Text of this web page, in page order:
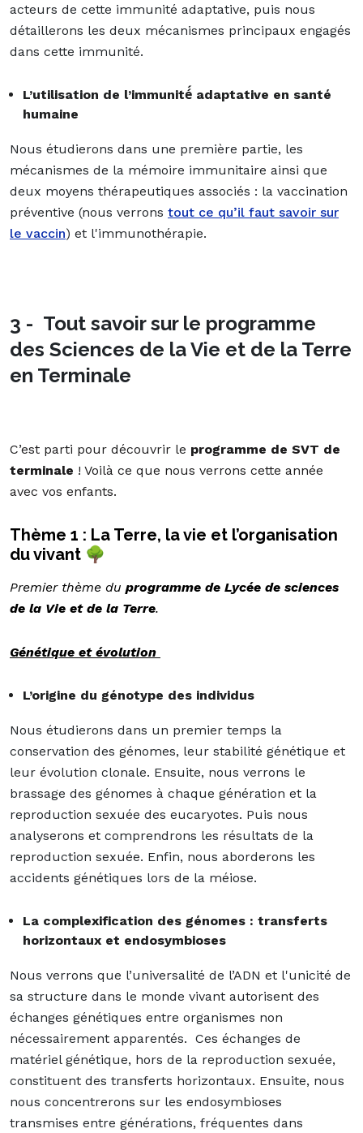
acteurs de cette immunité adaptative, puis nous
détaillerons les deux mécanismes principaux engagés
dans cette immunité.
L’utilisation de l’immunité́ adaptative en santé
humaine
Nous étudierons dans une première partie, les
mécanismes de la mémoire immunitaire ainsi que
deux moyens thérapeutiques associés : la vaccination
préventive (nous verrons tout ce qu’il faut savoir sur
le vaccin) et l'immunothérapie.
3 - Tout savoir sur le programme
des Sciences de la Vie et de la Terre
en Terminale
C’est parti pour découvrir le programme de SVT de
terminale ! Voilà ce que nous verrons cette année
avec vos enfants.
Thème 1 : La Terre, la vie et l’organisation
du vivant 🌳
Premier thème du programme de Lycée de sciences
de la Vie et de la Terre.
Génétique et évolution
L’origine du génotype des individus
Nous étudierons dans un premier temps la
conservation des génomes, leur stabilité génétique et
leur évolution clonale. Ensuite, nous verrons le
brassage des génomes à chaque génération et la
reproduction sexuée des eucaryotes. Puis nous
analyserons et comprendrons les résultats de la
reproduction sexuée. Enfin, nous aborderons les
accidents génétiques lors de la méiose.
La complexification des génomes : transferts
horizontaux et endosymbioses
Nous verrons que l’universalité de l’ADN et l'unicité de
sa structure dans le monde vivant autorisent des
échanges génétiques entre organismes non
nécessairement apparentés. Ces échanges de
matériel génétique, hors de la reproduction sexuée,
constituent des transferts horizontaux. Ensuite, nous
nous concentrerons sur les endosymbioses
transmises entre générations, fréquentes dans